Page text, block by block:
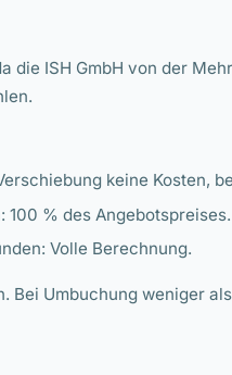
die ISH GmbH von der
keine Kosten,
100 % des Angebotspreises.
Volle Berechnung.
Umbuchung weniger